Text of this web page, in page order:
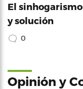
El
y solución
0
Opinión y